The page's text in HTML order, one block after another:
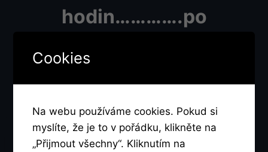
hodin………….po
produkce
Cookies
Na webu používáme cookies. Pokud si
myslíte, že je to v pořádku, klikněte na
„Přijmout všechny“. Kliknutím na